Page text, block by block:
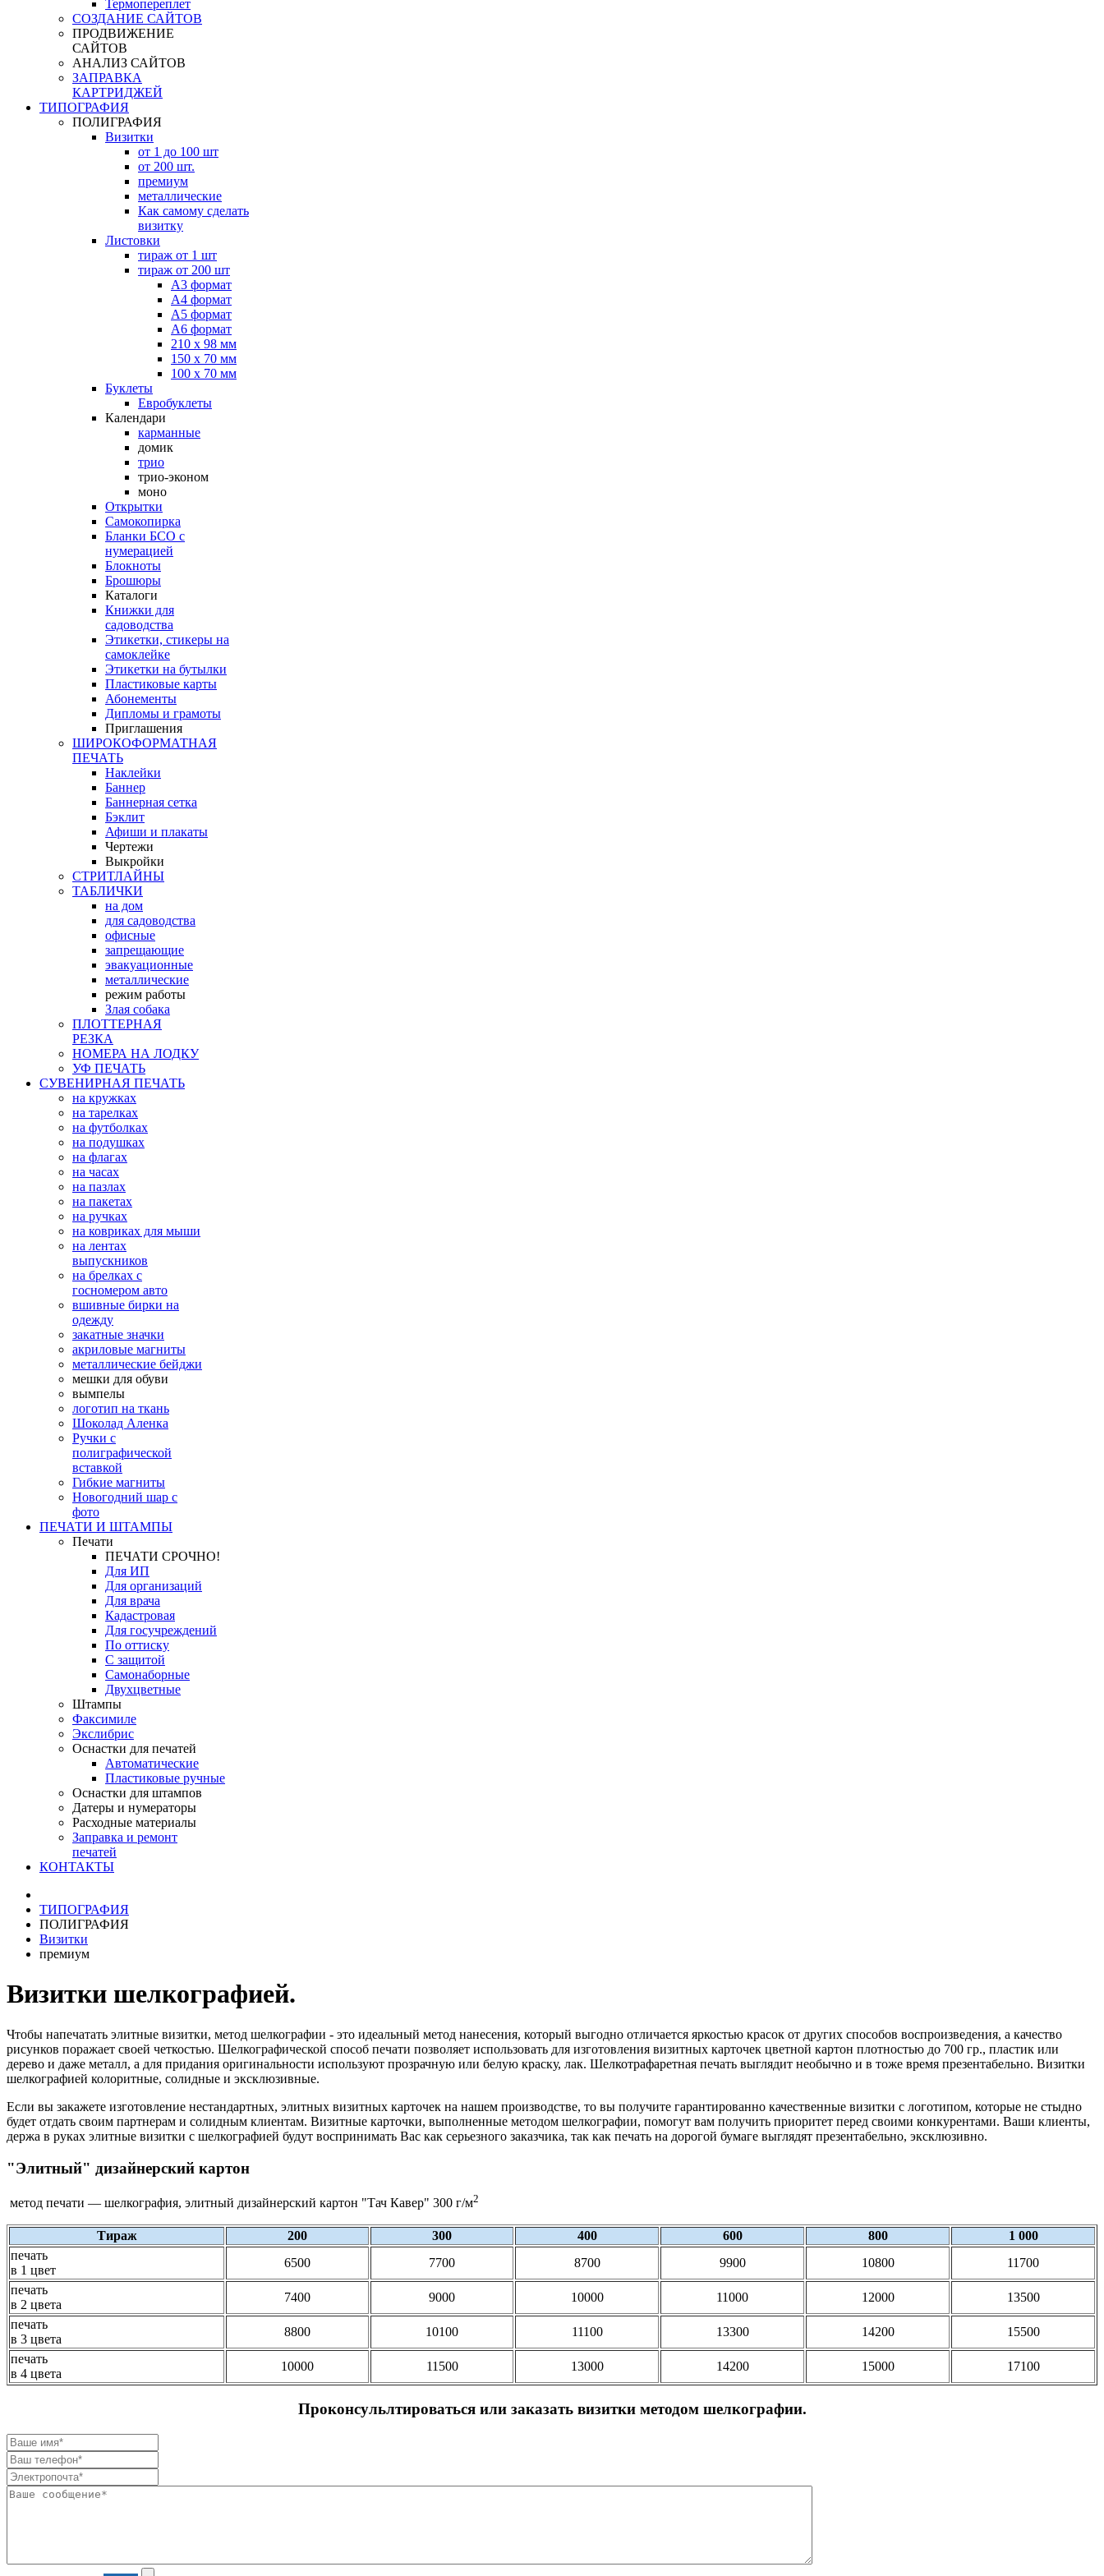
Термопереплет
СОЗДАНИЕ САЙТОВ
ПРОДВИЖЕНИЕ
САЙТОВ
АНАЛИЗ САЙТОВ
ЗАПРАВКА
КАРТРИДЖЕЙ
ТИПОГРАФИЯ
ПОЛИГРАФИЯ
Визитки
от 1 до 100 шт
от 200 шт.
премиум
металлические
Как самому сделать
визитку
Листовки
тираж от 1 шт
тираж от 200 шт
А3 формат
А4 формат
А5 формат
А6 формат
210 х 98 мм
150 х 70 мм
100 х 70 мм
Буклеты
Евробуклеты
Календари
карманные
домик
трио
трио-эконом
моно
Открытки
Самокопирка
Бланки БСО с
нумерацией
Блокноты
Брошюры
Каталоги
Книжки для
садоводства
Этикетки, стикеры на
самоклейке
Этикетки на бутылки
Пластиковые карты
Абонементы
Дипломы и грамоты
Приглашения
ШИРОКОФОРМАТНАЯ
ПЕЧАТЬ
Наклейки
Баннер
Баннерная сетка
Бэклит
Афиши и плакаты
Чертежи
Выкройки
СТРИТЛАЙНЫ
ТАБЛИЧКИ
на дом
для садоводства
офисные
запрещающие
эвакуационные
металлические
режим работы
Злая собака
ПЛОТТЕРНАЯ
РЕЗКА
НОМЕРА НА ЛОДКУ
УФ ПЕЧАТЬ
СУВЕНИРНАЯ ПЕЧАТЬ
на кружках
на тарелках
на футболках
на подушках
на флагах
на часах
на пазлах
на пакетах
на ручках
на ковриках для мыши
на лентах
выпускников
на брелках с
госномером авто
вшивные бирки на
одежду
закатные значки
акриловые магниты
металлические бейджи
мешки для обуви
вымпелы
логотип на ткань
Шоколад Аленка
Ручки с
полиграфической
вставкой
Гибкие магниты
Новогодний шар с
фото
ПЕЧАТИ И ШТАМПЫ
Печати
ПЕЧАТИ СРОЧНО!
Для ИП
Для организаций
Для врача
Кадастровая
Для госучреждений
По оттиску
С защитой
Самонаборные
Двухцветные
Штампы
Факсимиле
Экслибрис
Оснастки для печатей
Автоматические
Пластиковые ручные
Оснастки для штампов
Датеры и нумераторы
Расходные материалы
Заправка и ремонт
печатей
КОНТАКТЫ
ТИПОГРАФИЯ
ПОЛИГРАФИЯ
Визитки
премиум
Визитки шелкографией.
Чтобы напечатать элитные визитки, метод шелкографии - это идеальный метод нанесения, который выгодно отличается яркостью красок от других способов воспроизведения, а качество
рисунков поражает своей четкостью. Шелкографической способ печати позволяет использовать для изготовления визитных карточек цветной картон плотностью до 700 гр., пластик или
дерево и даже металл, а для придания оригинальности используют прозрачную или белую краску, лак. Шелкотрафаретная печать выглядит необычно и в тоже время презентабельно. Визитки
шелкографией колоритные, солидные и эксклюзивные.
Если вы закажете изготовление нестандартных, элитных визитных карточек на нашем производстве, то вы получите гарантированно качественные визитки с логотипом, которые не стыдно
будет отдать своим партнерам и солидным клиентам. Визитные карточки, выполненные методом шелкографии, помогут вам получить приоритет перед своими конкурентами. Ваши клиенты,
держа в руках элитные визитки с шелкографией будут воспринимать Вас как серьезного заказчика, так как печать на дорогой бумаге выглядят презентабельно, эксклюзивно.
"Элитный" дизайнерский картон
метод печати — шелкография, элитный дизайнерский картон "Тач Кавер" 300 г/м2
Тираж 200 300 400 600 800
1 000
печать
в 1 цвет
6500 7700 8700 9900 10800
11700
печать
в 2 цвета
7400 9000 10000 11000 12000
13500
печать
в 3 цвета
8800 10100 11100 13300 14200
15500
печать
в 4 цвета
10000 11500 13000 14200 15000 17100
Проконсульлтироваться или заказать визитки методом шелкографии.